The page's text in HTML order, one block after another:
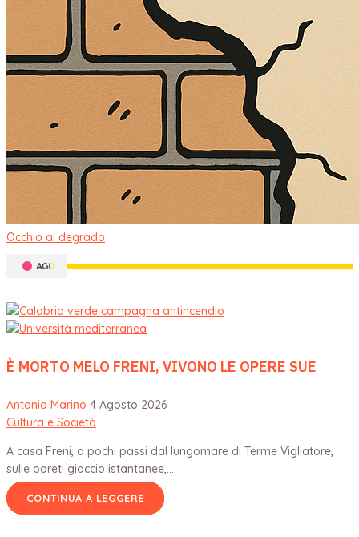
Occhio al degrado
È MORTO MELO FRENI, VIVONO LE OPERE SUE
Antonio Marino 4 Agosto 2026
Cultura e Società
A casa Freni, a pochi passi dal lungomare di Terme Vigliatore,
sulle pareti giaccio istantanee,...
CONTINUA A LEGGERE